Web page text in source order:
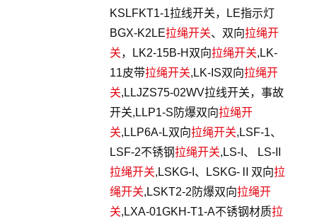
KSLFKT1-1拉线开关，LE指示灯
BGX-K2LE拉绳开关、双向拉绳开
关，LK2-15B-H双向拉绳开关,LK-
11皮带拉绳开关,LK-IS双向拉绳开
关,LLJZS75-02WV拉线开关，事故
开关,LLP1-S防爆双向拉绳开
关,LLP6A-L双向拉绳开关,LSF-1、
LSF-2不锈钢拉绳开关,LS-I、 LS-II
拉绳开关,LSKG-I、LSKG-Ⅱ双向拉
绳开关,LSKT2-2防爆双向拉绳开
关,LXA-01GKH-T1-A不锈钢材质拉